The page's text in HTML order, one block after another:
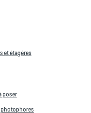
et étagères
poser
photophores